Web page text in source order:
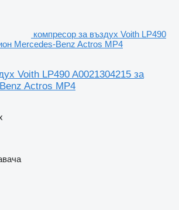
компресор за въздух Voith LP490
Mercedes-Benz Actros MP4
Voith LP490 A0021304215 за
Actros MP4